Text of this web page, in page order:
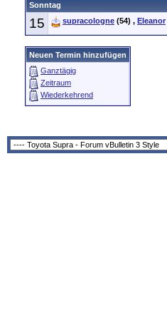
Sonntag
15 supracologne (54) , Eleanor
Neuen Termin hinzufügen
Ganztägig
Zeitraum
Wiederkehrend